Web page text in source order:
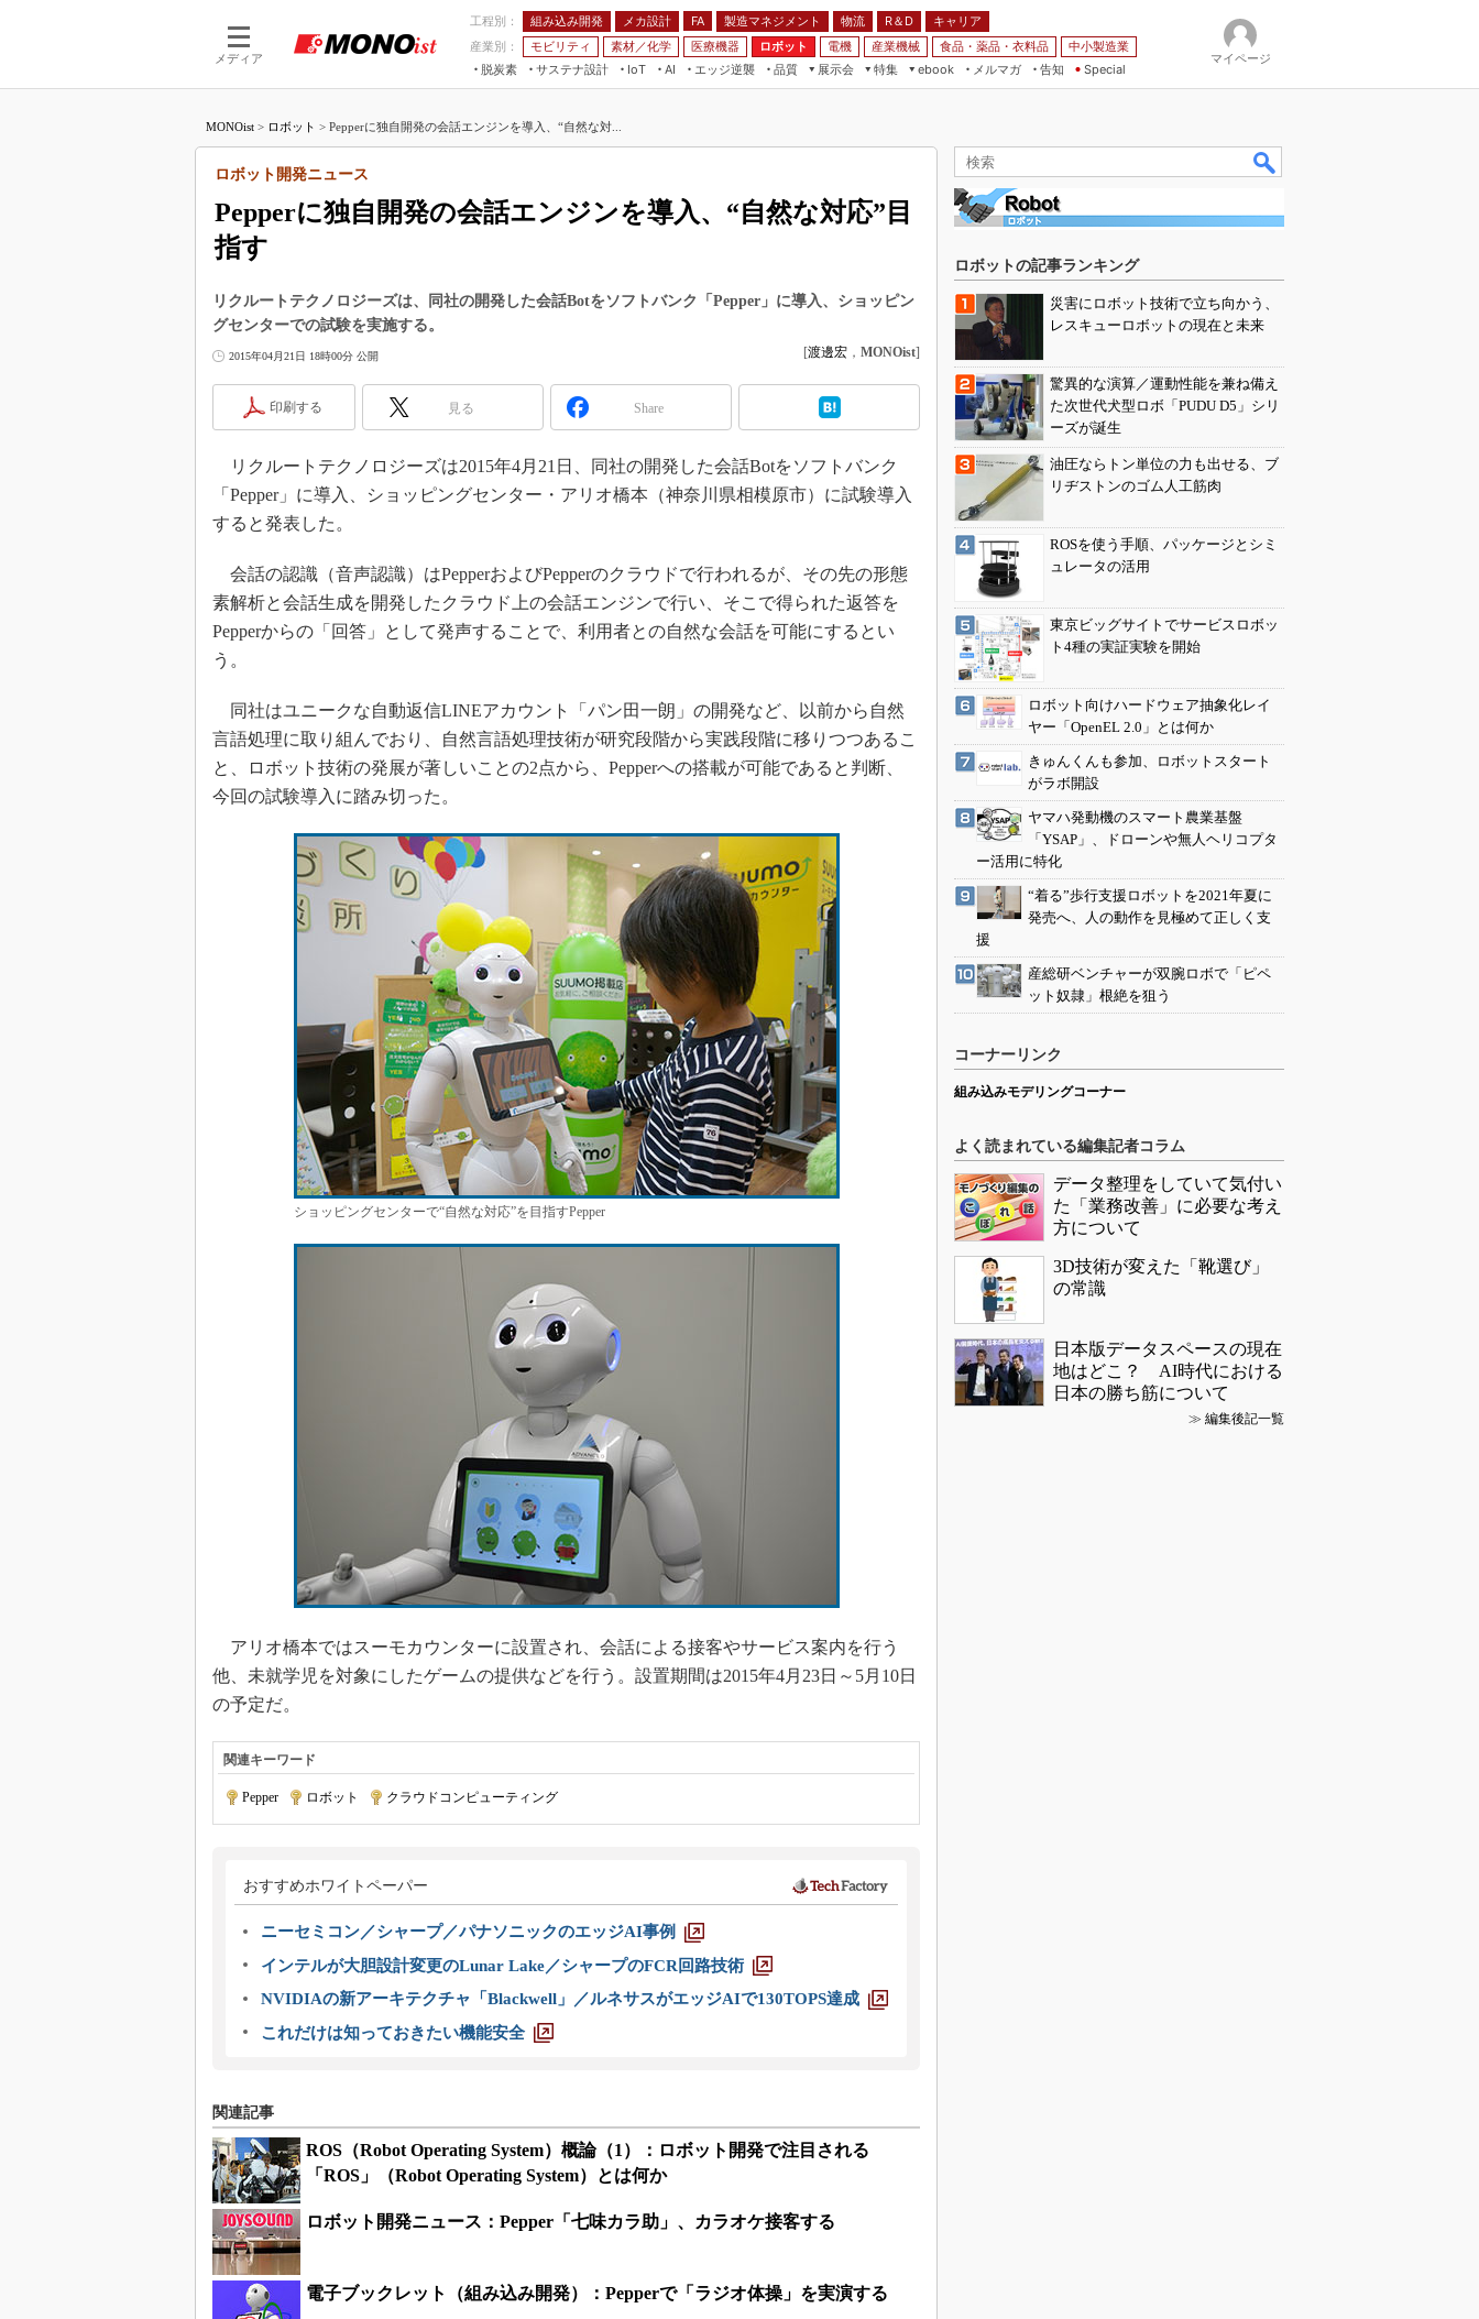
メディア
工程別： 組み込み開発 メカ設計 FA 製造マネジメント 物流 R＆D
キャリア
産業別：
モビリティ 素材／化学 医療機器 ロボット 電機 産業機械 食品・薬品・衣料品
中小製造業
脱炭素
サステナ設計
IoT
つながる工場
AI
AI×設備保全
エッジ逆襲 品質
展示会
JIMTOF
IIFES
TECHNO-FRONTIER
EdgeTech+
特集
VR／AR
フィールドサービス
組み込み画像技術
ISO26262
無償設計ツール
3Dプリンタ
S＆OP
インダストリー4.0
イノベーション
メイドインジャパン
植物工場
知財マネジメント
グローバル設計・開発
制御セキュリティ
新型コロナへの対応
ebook
モビリティ
メルマガ
告知 Special
マイページ
MONOist > ロボット > Pepperに独自開発の会話エンジンを導入、“自然な対...
Pepperに独自開発の会話エンジンを導入、“自然な対応”目
指す
ロボット開発ニュース
リクルートテクノロジーズは、同社の開発した会話Botをソフトバンク「Pepper」に導入、ショッピン
グセンターでの試験を実施する。
2015年04月21日 18時00分 公開 [渡邊宏 ， MONOist]
印刷する 見る Share
リクルートテクノロジーズは2015年4月21日、同社の開発した会話Botをソフトバンク
「Pepper」に導入、ショッピングセンター・アリオ橋本（神奈川県相模原市）に試験導入
すると発表した。
会話の認識（音声認識）はPepperおよびPepperのクラウドで行われるが、その先の形態
素解析と会話生成を開発したクラウド上の会話エンジンで行い、そこで得られた返答を
Pepperからの「回答」として発声することで、利用者との自然な会話を可能にするとい
う。
同社はユニークな自動返信LINEアカウント「パン田一朗」の開発など、以前から自然
言語処理に取り組んでおり、自然言語処理技術が研究段階から実践段階に移りつつあるこ
と、ロボット技術の発展が著しいことの2点から、Pepperへの搭載が可能であると判断、
今回の試験導入に踏み切った。
ショッピングセンターで“自然な対応”を目指すPepper
アリオ橋本ではスーモカウンターに設置され、会話による接客やサービス案内を行う
他、未就学児を対象にしたゲームの提供などを行う。設置期間は2015年4月23日～5月10日
の予定だ。
関連キーワード
Pepper ロボット クラウドコンピューティング
おすすめホワイトペーパー
ニーセミコン／シャープ／パナソニックのエッジAI事例
インテルが大胆設計変更のLunar Lake／シャープのFCR回路技術
NVIDIAの新アーキテクチャ「Blackwell」／ルネサスがエッジAIで130TOPS達成
これだけは知っておきたい機能安全
関連記事
ROS（Robot Operating System）概論（1）：ロボット開発で注目される
「ROS」（Robot Operating System）とは何か
ロボット開発ニュース：Pepper「七味カラ助」、カラオケ接客する
電子ブックレット（組み込み開発）：Pepperで「ラジオ体操」を実演する
ロボットの記事ランキング
災害にロボット技術で立ち向かう、
レスキューロボットの現在と未来
驚異的な演算／運動性能を兼ね備え
た次世代犬型ロボ「PUDU D5」シリ
ーズが誕生
油圧ならトン単位の力も出せる、ブ
リヂストンのゴム人工筋肉
ROSを使う手順、パッケージとシミ
ュレータの活用
東京ビッグサイトでサービスロボッ
ト4種の実証実験を開始
ロボット向けハードウェア抽象化レイ
ヤー「OpenEL 2.0」とは何か
きゅんくんも参加、ロボットスタート
がラボ開設
ヤマハ発動機のスマート農業基盤
「YSAP」、ドローンや無人ヘリコプタ
ー活用に特化
“着る”歩行支援ロボットを2021年夏に
発売へ、人の動作を見極めて正しく支
援
産総研ベンチャーが双腕ロボで「ピペ
ット奴隷」根絶を狙う
コーナーリンク
組み込みモデリングコーナー
よく読まれている編集記者コラム
データ整理をしていて気付い
た「業務改善」に必要な考え
方について
3D技術が変えた「靴選び」
の常識
日本版データスペースの現在
地はどこ？ AI時代における
日本の勝ち筋について
≫ 編集後記一覧